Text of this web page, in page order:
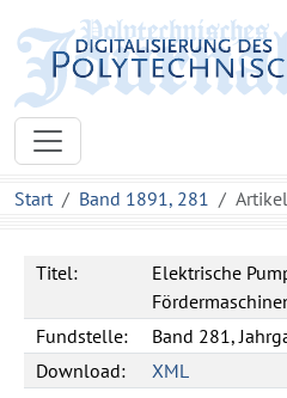
Start Band 1891, 281 Artikel
Titel:
Elektrische
Fundstelle:
Band 281,
Download:
XML